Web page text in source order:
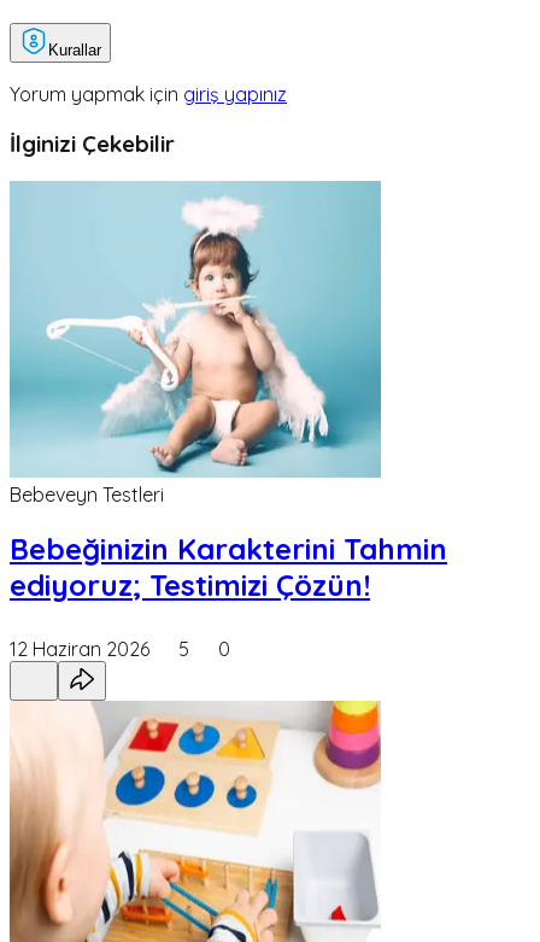
Kurallar
Yorum yapmak için giriş yapınız
İlginizi Çekebilir
Bebeveyn Testleri
Bebeğinizin Karakterini Tahmin
ediyoruz; Testimizi Çözün!
12 Haziran 2026 5 0